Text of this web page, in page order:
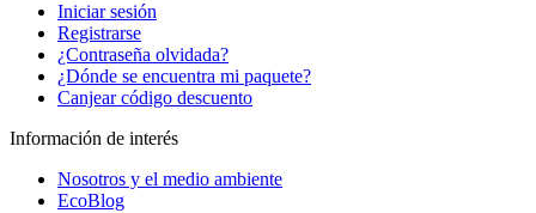
Iniciar sesión
Registrarse
¿Contraseña olvidada?
¿Dónde se encuentra mi paquete?
Canjear código descuento
Información de interés
Nosotros y el medio ambiente
EcoBlog